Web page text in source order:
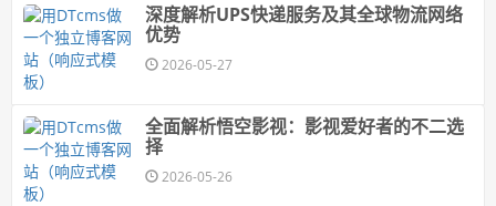
深度解析UPS快递服务及其全球物流网络
优势
2026-05-27
全面解析悟空影视：影视爱好者的不二选
择
2026-05-26